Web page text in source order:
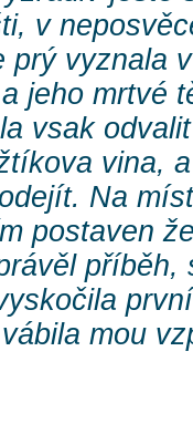
v
prý vyznala
jeho mrtvé
vsak
vina,
Na
postaven
příběh,
mou